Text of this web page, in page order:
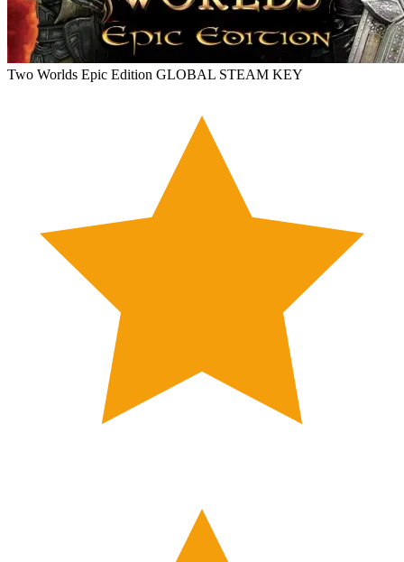
Two Worlds Epic Edition GLOBAL STEAM KEY